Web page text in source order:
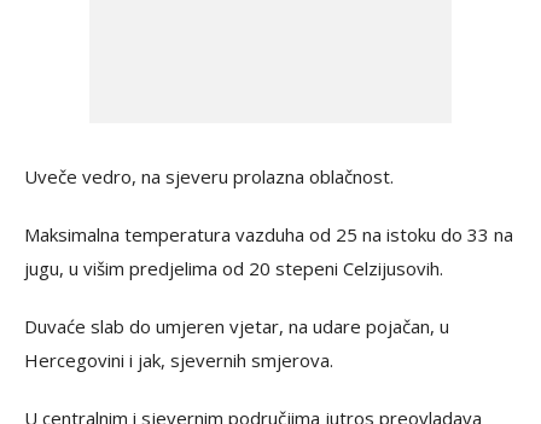
Uveče vedro, na sjeveru prolazna oblačnost.
Maksimalna temperatura vazduha od 25 na istoku do 33 na
jugu, u višim predjelima od 20 stepeni Celzijusovih.
Duvaće slab do umjeren vjetar, na udare pojačan, u
Hercegovini i jak, sjevernih smjerova.
U centralnim i sjevernim područjima jutros preovladava